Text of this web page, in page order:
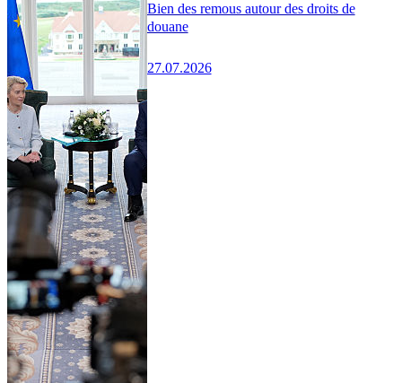
Bien des remous autour des droits de
douane
27.07.2026